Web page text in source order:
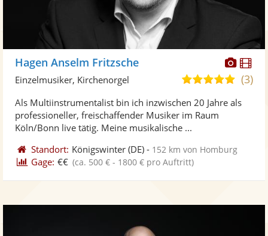
Fotos
Hagen Anselm Fritzsche
5,0
5
(3)
Einzelmusiker, Kirchenorgel
Als Multiinstrumentalist bin ich inzwischen 20 Jahre als
professioneller, freischaffender Musiker im Raum
Köln/Bonn live tätig. Meine musikalische ...
Standort: Königswinter (DE) - 152 km von Homburg
Gage: €€ (ca. 500 € - 1800 € pro Auftritt)